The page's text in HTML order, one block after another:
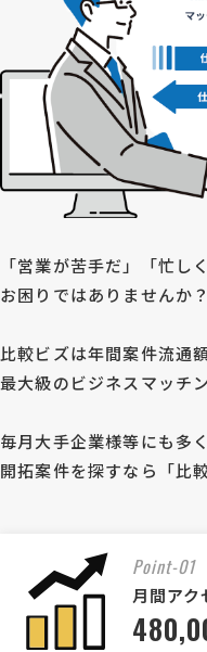
「営業が苦手だ」「忙し
お困りではありませんか
比較ビズは年間案件流通
最大級のビジネスマッチ
毎月大手企業様等にも多
開拓案件を探すなら「比
Point-01
月間アク